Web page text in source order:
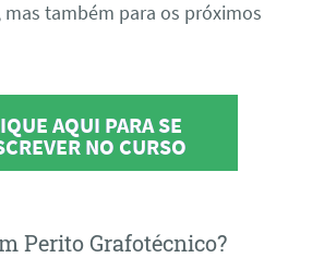
mas também para os próximos
AQUI PARA SE
NO CURSO
Perito Grafotécnico?